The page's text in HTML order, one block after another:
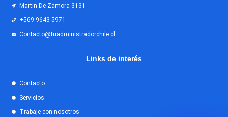
Martin De Zamora 3131
+569 9643 5971
Contacto@tuadministradorchile.cl
Links de interés
Contacto
Servicios
Trabaje con nosotros